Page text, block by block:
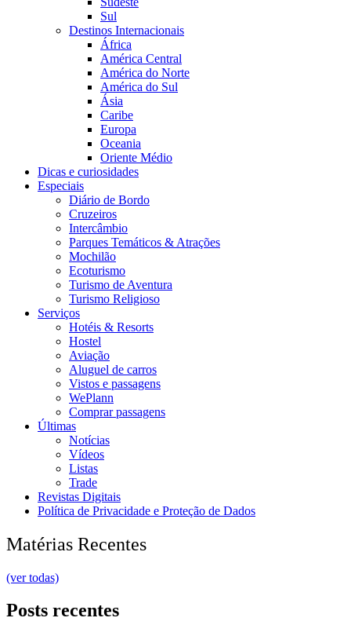
Sul
Destinos Internacionais
África
América Central
América do Norte
América do Sul
Ásia
Caribe
Europa
Oceania
Oriente Médio
Dicas e curiosidades
Especiais
Diário de Bordo
Cruzeiros
Intercâmbio
Parques Temáticos & Atrações
Mochilão
Ecoturismo
Turismo de Aventura
Turismo Religioso
Serviços
Hotéis & Resorts
Hostel
Aviação
Aluguel de carros
Vistos e passagens
WePlann
Comprar passagens
Últimas
Notícias
Vídeos
Listas
Trade
Revistas Digitais
Política de Privacidade e Proteção de Dados
Matérias Recentes
(ver todas)
Posts recentes